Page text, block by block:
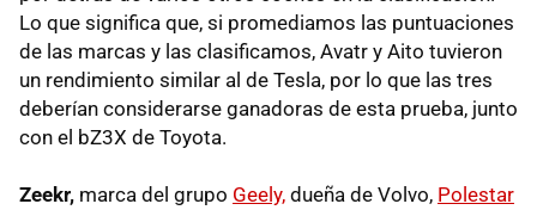
Lo que significa que, si promediamos las puntuaciones
de las marcas y las clasificamos, Avatr y Aito tuvieron
un rendimiento similar al de Tesla, por lo que las tres
deberían considerarse ganadoras de esta prueba, junto
con el bZ3X de Toyota.
Zeekr, marca del grupo Geely, dueña de Volvo, Polestar